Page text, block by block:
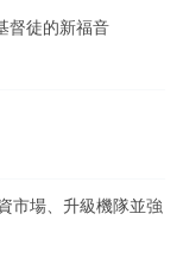
督徒的新福音
市場、升級機隊並強